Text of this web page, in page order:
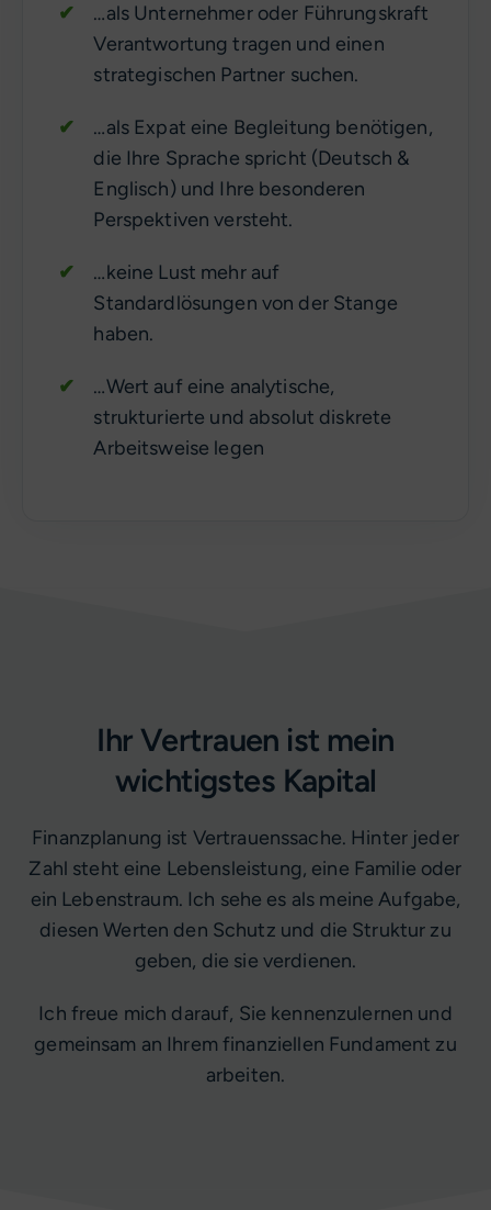
…als Unternehmer oder Führungskraft
Verantwortung tragen und einen
strategischen Partner suchen.
…als Expat eine Begleitung benötigen,
die Ihre Sprache spricht (Deutsch &
Englisch) und Ihre besonderen
Perspektiven versteht.
…keine Lust mehr auf
Standardlösungen von der Stange
haben.
…Wert auf eine analytische,
strukturierte und absolut diskrete
Arbeitsweise legen
Ihr Vertrauen ist mein
wichtigstes Kapital
Finanzplanung ist Vertrauenssache. Hinter jeder
Zahl steht eine Lebensleistung, eine Familie oder
ein Lebenstraum. Ich sehe es als meine Aufgabe,
diesen Werten den Schutz und die Struktur zu
geben, die sie verdienen.
Ich freue mich darauf, Sie kennenzulernen und
gemeinsam an Ihrem finanziellen Fundament zu
arbeiten.